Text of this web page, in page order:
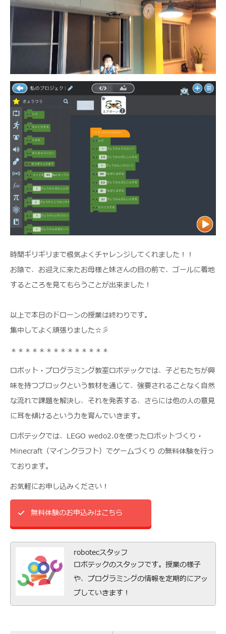
時間ギリギリまで根気よくチャレンジしてくれました！！
お陰で、お迎えに来たお母様と妹さんの目の前で、ゴールに着地
するところを見てもらうことが出来ました！
以上で本日のドローンの授業は終わりです。
集中してよく頑張りました☆彡
＊＊＊＊＊＊＊＊＊＊＊＊＊＊
ロボット・プログラミング教室ロボテックでは、子どもたちが興
味を持つブロックという教材を通じて、強要されることなく自然
な流れで課題を解決し、それを発表する、さらには他の人の意見
に耳を傾けるという力を育んでいきます。
ロボテックでは、LEGO wedo2.0を使ったロボットづくり・
Minecraft（マインクラフト）でゲームづくり の無料体験を行っ
ております。
お気軽にお申し込みください！
無料体験のお申込みはこちら
robotecスタッフ
ロボテックのスタッフです。授業の様子
や、プログラミングの情報を定期的にアッ
プしていきます！